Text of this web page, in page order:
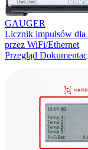
GAUGER
Licznik impulsów
przez WiFi/Ethernet
Przegląd